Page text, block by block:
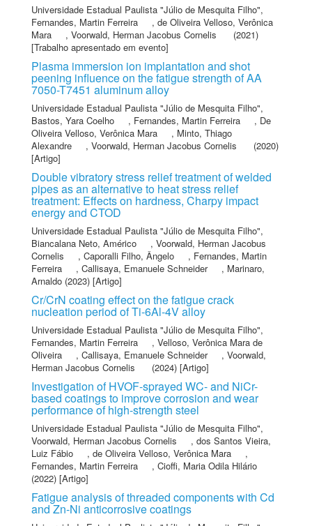
Universidade Estadual Paulista "Júlio de Mesquita Filho",
Fernandes, Martin Ferreira
, de Oliveira Velloso, Verônica
Mara
, Voorwald, Herman Jacobus Cornelis
(2021)
[Trabalho apresentado em evento]
Plasma immersion ion implantation and shot
peening influence on the fatigue strength of AA
7050-T7451 aluminum alloy
Universidade Estadual Paulista "Júlio de Mesquita Filho",
Bastos, Yara Coelho
, Fernandes, Martin Ferreira , De
Oliveira Velloso, Verônica Mara
, Minto, Thiago
Alexandre
, Voorwald, Herman Jacobus Cornelis
(2020)
[Artigo]
Double vibratory stress relief treatment of welded
pipes as an alternative to heat stress relief
treatment: Effects on hardness, Charpy impact
energy and CTOD
Universidade Estadual Paulista "Júlio de Mesquita Filho",
Biancalana Neto, Américo
, Voorwald, Herman Jacobus
Cornelis
, Caporalli Filho, Ângelo , Fernandes, Martin
Ferreira
, Callisaya, Emanuele Schneider , Marinaro,
Arnaldo (2023) [Artigo]
Cr/CrN coating effect on the fatigue crack
nucleation period of Ti-6Al-4V alloy
Universidade Estadual Paulista "Júlio de Mesquita Filho",
Fernandes, Martin Ferreira
, Velloso, Verônica Mara de
Oliveira
, Callisaya, Emanuele Schneider , Voorwald,
Herman Jacobus Cornelis
(2024) [Artigo]
Investigation of HVOF-sprayed WC- and NiCr-
based coatings to improve corrosion and wear
performance of high-strength steel
Universidade Estadual Paulista "Júlio de Mesquita Filho",
Voorwald, Herman Jacobus Cornelis
, dos Santos Vieira,
Luiz Fábio
, de Oliveira Velloso, Verônica Mara
,
Fernandes, Martin Ferreira
, Cioffi, Maria Odila Hilário
(2022) [Artigo]
Fatigue analysis of threaded components with Cd
and Zn-Ni anticorrosive coatings